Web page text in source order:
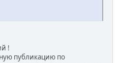
!
публикацию по